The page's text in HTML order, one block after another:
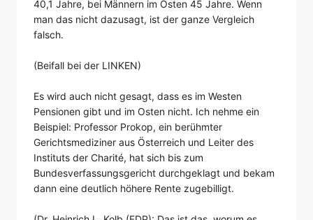
40,1 Jahre, bei Männern im Osten 45 Jahre. Wenn
man das nicht dazusagt, ist der ganze Vergleich
falsch.
(Beifall bei der LINKEN)
Es wird auch nicht gesagt, dass es im Westen
Pensionen gibt und im Osten nicht. Ich nehme ein
Beispiel: Professor Prokop, ein berühmter
Gerichtsmediziner aus Österreich und Leiter des
Instituts der Charité, hat sich bis zum
Bundesverfassungsgericht durchgeklagt und bekam
dann eine deutlich höhere Rente zugebilligt.